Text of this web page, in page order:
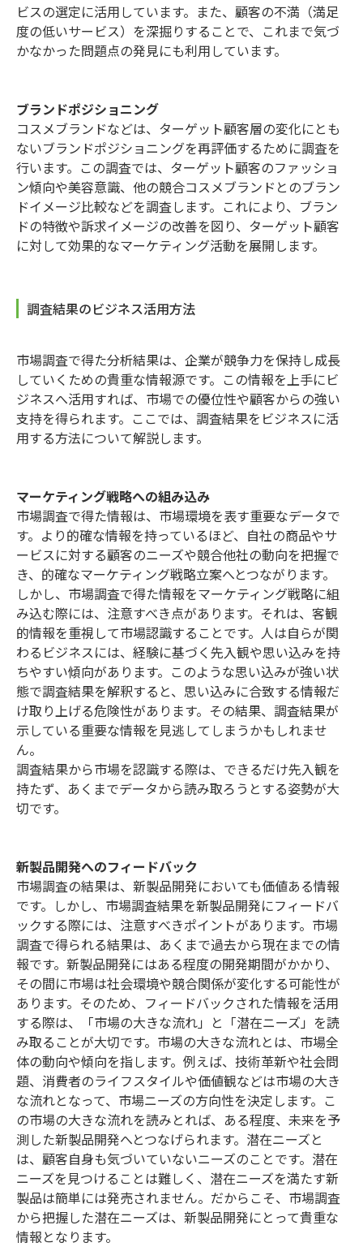
ビスの選定に活用しています。また、顧客の不満（満足
度の低いサービス）を深掘りすることで、これまで気づ
かなかった問題点の発見にも利用しています。
ブランドポジショニング
コスメブランドなどは、ターゲット顧客層の変化にとも
ないブランドポジショニングを再評価するために調査を
行います。この調査では、ターゲット顧客のファッショ
ン傾向や美容意識、他の競合コスメブランドとのブラン
ドイメージ比較などを調査します。これにより、ブラン
ドの特徴や訴求イメージの改善を図り、ターゲット顧客
に対して効果的なマーケティング活動を展開します。
調査結果のビジネス活用方法
市場調査で得た分析結果は、企業が競争力を保持し成長
していくための貴重な情報源です。この情報を上手にビ
ジネスへ活用すれば、市場での優位性や顧客からの強い
支持を得られます。ここでは、調査結果をビジネスに活
用する方法について解説します。
マーケティング戦略への組み込み
市場調査で得た情報は、市場環境を表す重要なデータで
す。より的確な情報を持っているほど、自社の商品やサ
ービスに対する顧客のニーズや競合他社の動向を把握で
き、的確なマーケティング戦略立案へとつながります。
しかし、市場調査で得た情報をマーケティング戦略に組
み込む際には、注意すべき点があります。それは、客観
的情報を重視して市場認識することです。人は自らが関
わるビジネスには、経験に基づく先入観や思い込みを持
ちやすい傾向があります。このような思い込みが強い状
態で調査結果を解釈すると、思い込みに合致する情報だ
け取り上げる危険性があります。その結果、調査結果が
示している重要な情報を見逃してしまうかもしれませ
ん。
調査結果から市場を認識する際は、できるだけ先入観を
持たず、あくまでデータから読み取ろうとする姿勢が大
切です。
新製品開発へのフィードバック
市場調査の結果は、新製品開発においても価値ある情報
です。しかし、市場調査結果を新製品開発にフィードバ
ックする際には、注意すべきポイントがあります。市場
調査で得られる結果は、あくまで過去から現在までの情
報です。新製品開発にはある程度の開発期間がかかり、
その間に市場は社会環境や競合関係が変化する可能性が
あります。そのため、フィードバックされた情報を活用
する際は、「市場の大きな流れ」と「潜在ニーズ」を読
み取ることが大切です。市場の大きな流れとは、市場全
体の動向や傾向を指します。例えば、技術革新や社会問
題、消費者のライフスタイルや価値観などは市場の大き
な流れとなって、市場ニーズの方向性を決定します。こ
の市場の大きな流れを読みとれば、ある程度、未来を予
測した新製品開発へとつなげられます。潜在ニーズと
は、顧客自身も気づいていないニーズのことです。潜在
ニーズを見つけることは難しく、潜在ニーズを満たす新
製品は簡単には発売されません。だからこそ、市場調査
から把握した潜在ニーズは、新製品開発にとって貴重な
情報となります。